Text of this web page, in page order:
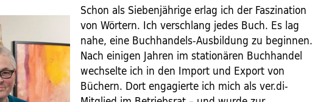
Schon als Siebenjährige erlag ich der Faszination
von Wörtern. Ich verschlang jedes Buch. Es lag
nahe, eine Buchhandels-Ausbildung zu beginnen.
Nach einigen Jahren im stationären Buchhandel
wechselte ich in den Import und Export von
Büchern. Dort engagierte ich mich als ver.di-